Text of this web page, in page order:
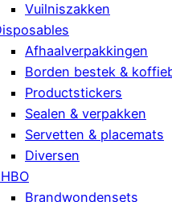
Vuilniszakken
Afhaalverpakkingen
Borden bestek &
Productstickers
Sealen & verpakken
Servetten & placemats
Diversen
Brandwondensets